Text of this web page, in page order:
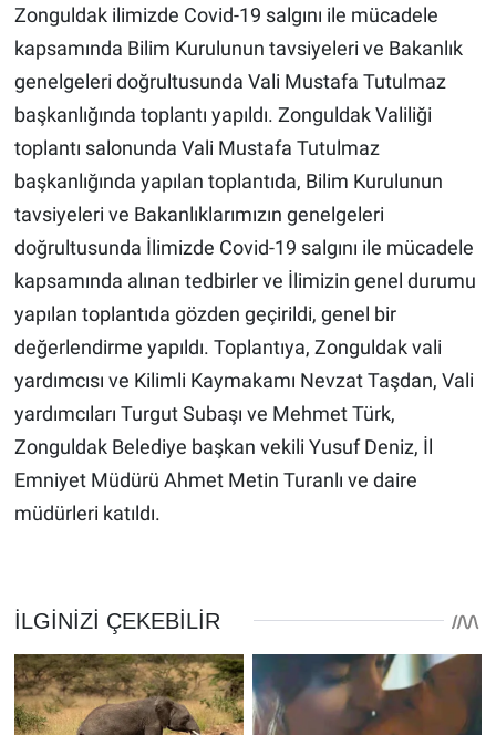
Zonguldak ilimizde Covid-19 salgını ile mücadele
kapsamında Bilim Kurulunun tavsiyeleri ve Bakanlık
genelgeleri doğrultusunda Vali Mustafa Tutulmaz
başkanlığında toplantı yapıldı. Zonguldak Valiliği
toplantı salonunda Vali Mustafa Tutulmaz
başkanlığında yapılan toplantıda, Bilim Kurulunun
tavsiyeleri ve Bakanlıklarımızın genelgeleri
doğrultusunda İlimizde Covid-19 salgını ile mücadele
kapsamında alınan tedbirler ve İlimizin genel durumu
yapılan toplantıda gözden geçirildi, genel bir
değerlendirme yapıldı. Toplantıya, Zonguldak vali
yardımcısı ve Kilimli Kaymakamı Nevzat Taşdan, Vali
yardımcıları Turgut Subaşı ve Mehmet Türk,
Zonguldak Belediye başkan vekili Yusuf Deniz, İl
Emniyet Müdürü Ahmet Metin Turanlı ve daire
müdürleri katıldı.